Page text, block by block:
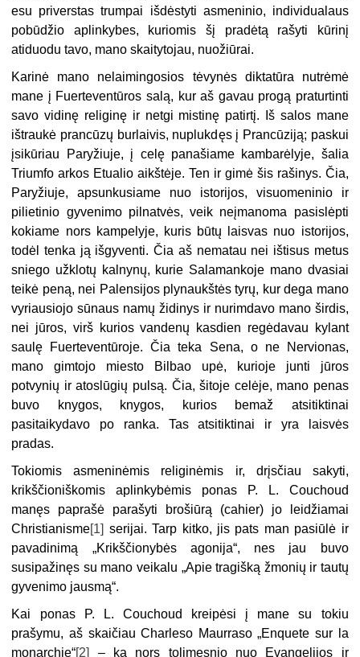
esu priverstas trumpai išdėstyti asmeninio, individualaus
pobūdžio aplinkybes, kuriomis šį pradėtą rašyti kūrinį
atiduodu tavo, mano skaitytojau, nuožiūrai.
Karinė mano nelaimingosios tėvynės diktatūra nutrėmė
mane į Fuerteventūros salą, kur aš gavau progą praturtinti
savo vidinę religinę ir netgi mistinę patirtį. Iš salos mane
ištraukė prancūzų burlaivis, nuplukdęs į Prancūziją; paskui
įsikūriau Paryžiuje, į celę panašiame kambarėlyje, šalia
Triumfo arkos Etualio aikštėje. Ten ir gimė šis rašinys. Čia,
Paryžiuje, apsunkusiame nuo istorijos, visuomeninio ir
pilietinio gyvenimo pilnatvės, veik neįmanoma pasislėpti
kokiame nors kampelyje, kuris būtų laisvas nuo istorijos,
todėl tenka ją išgyventi. Čia aš nematau nei ištisus metus
sniego užklotų kalnynų, kurie Salamankoje mano dvasiai
teikė peną, nei Palensijos plynaukštės tyrų, kur dega mano
vyriausiojo sūnaus namų židinys ir nurimdavo mano širdis,
nei jūros, virš kurios vandenų kasdien regėdavau kylant
saulę Fuerteventūroje. Čia teka Sena, o ne Nervionas,
mano gimtojo miesto Bilbao upė, kurioje junti jūros
potvynių ir atoslūgių pulsą. Čia, šitoje celėje, mano penas
buvo knygos, knygos, kurios bemaž atsitiktinai
pasitaikydavo po ranka. Tas atsitiktinai ir yra laisvės
pradas.
Tokiomis asmeninėmis religinėmis ir, drįsčiau sakyti,
krikščioniškomis aplinkybėmis ponas P. L. Couchoud
manęs paprašė parašyti brošiūrą (cahier) jo leidžiamai
Christianisme [1]
serijai. Tarp kitko, jis pats man pasiūlė ir
pavadinimą „Krikščionybės agonija“, nes jau buvo
susipažinęs su mano veikalu „Apie tragišką žmonių ir tautų
gyvenimo jausmą“.
Kai ponas P. L. Couchoud kreipėsi į mane su tokiu
prašymu, aš skaičiau Charleso Maurraso „Enquete sur la
monarchie“ [2]
– ką nors tolimesnio nuo Evangelijos ir